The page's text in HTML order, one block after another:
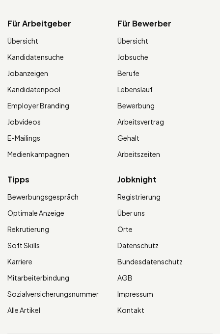
Für Arbeitgeber
Übersicht
Kandidatensuche
Jobanzeigen
Kandidatenpool
Employer Branding
Jobvideos
E-Mailings
Medienkampagnen
Für Bewerber
Übersicht
Jobsuche
Berufe
Lebenslauf
Bewerbung
Arbeitsvertrag
Gehalt
Arbeitszeiten
Tipps
Bewerbungsgespräch
Optimale Anzeige
Rekrutierung
Soft Skills
Karriere
Mitarbeiterbindung
Sozialversicherungsnummer
Alle Artikel
Jobknight
Registrierung
Über uns
Orte
Datenschutz
Bundesdatenschutz
AGB
Impressum
Kontakt